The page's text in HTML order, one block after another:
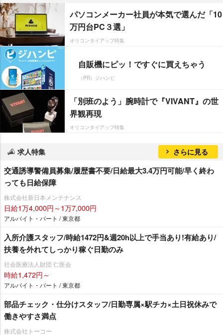
パソコンメーカー社員が本気で選んだ「10
万円台PC３選」
オリコンタイアップ特集
自販機にピッ！ですぐに買えちゃう
（PR）ジハンピ
「別班のよう」腕時計で『VIVANT』の世
界観再現
オリコンタイアップ特集
求人特集 さらに見る
交通誘導警備員募集/履歴書不要/日給最大3.4万円可能/早く終わ
っても日給保障
株式会社新日本メンテナンス
日給1万4,000円～1万7,000円
アルバイト・パート / 東京都
入所介護スタッフ/時給1472円&週20h以上で手当あり!有給あり/
扶養を外れてしっかり稼ぐ日勤のみ
社会医療法人財団 仁医会
時給1,472円～
アルバイト・パート / 東京都
部品チェック・仕分けスタッフ/日勤専属×駅チカ×土日祝休みで
働きやすさ満点
株式会社トーコー